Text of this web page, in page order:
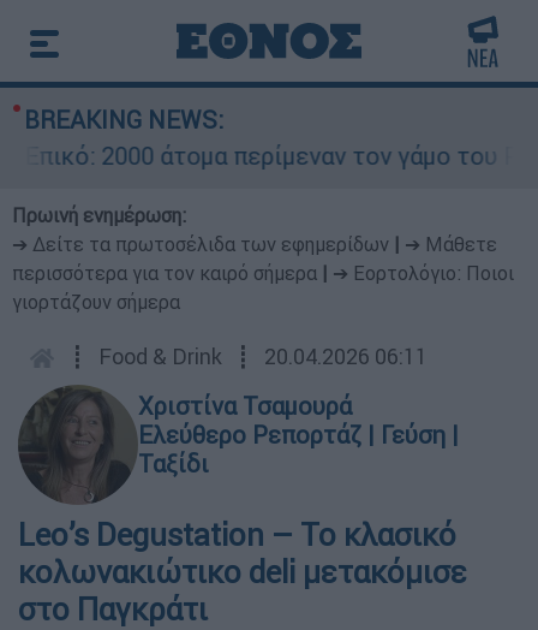
BREAKING NEWS:
2000 άτομα περίμεναν τον γάμο του
Πρωινή ενημέρωση:
➔ Δείτε τα πρωτοσέλιδα των εφημερίδων
➔ Μάθετε
περισσότερα για τον καιρό σήμερα
➔ Εορτολόγιο: Ποιοι
γιορτάζουν σήμερα
┋ Food & Drink ┋ 20.04.2026 06:11
Χριστίνα Τσαμουρά
Ελεύθερο Ρεπορτάζ | Γεύση |
Ταξίδι
Leo’s Degustation – Το κλασικό
κολωνακιώτικο deli μετακόμισε
στο Παγκράτι